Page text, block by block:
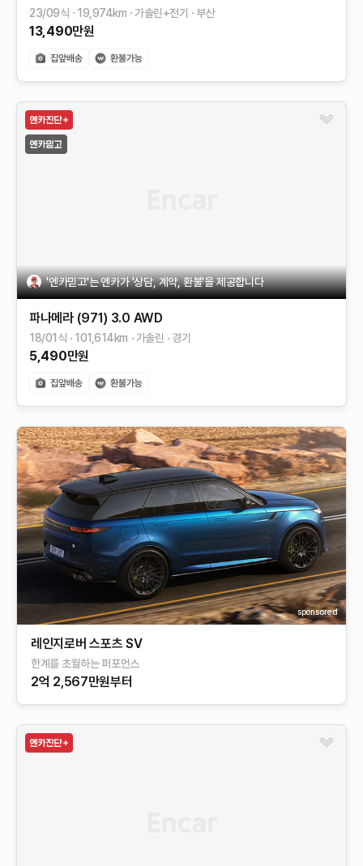
23/09식 19,974km 가솔린+전기 부산
13,490만원
'엔카믿고'는 엔카가 '상담, 계약, 환불'을 제공합니다
파나메라 (971) 3.0 AWD
18/01식 101,614km 가솔린 경기
5,490만원
sponsored
레인지로버 스포츠 SV
한계를 초월하는 퍼포먼스
2억 2,567만원부터